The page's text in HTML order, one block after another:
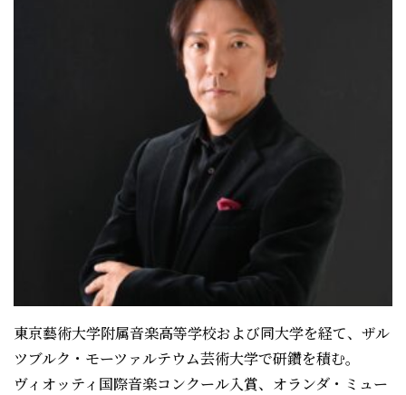
東京藝術大学附属音楽高等学校および同大学を経て、ザル
ツブルク・モーツァルテウム芸術大学で研鑽を積む。
ヴィオッティ国際音楽コンクール入賞、オランダ・ミュー